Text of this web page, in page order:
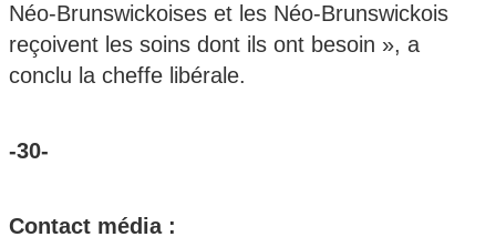
Néo-Brunswickoises et les Néo-Brunswickois
reçoivent les soins dont ils ont besoin », a
conclu la cheffe libérale.
-30-
Contact média :